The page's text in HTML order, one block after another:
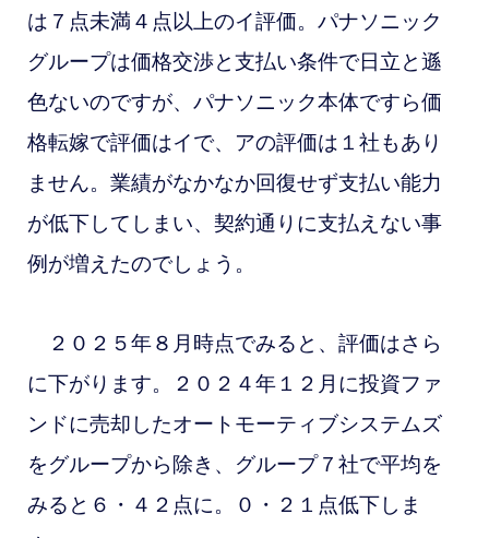
は７点未満４点以上のイ評価。パナソニック
グループは価格交渉と支払い条件で日立と遜
色ないのですが、パナソニック本体ですら価
格転嫁で評価はイで、アの評価は１社もあり
ません。業績がなかなか回復せず支払い能力
が低下してしまい、契約通りに支払えない事
例が増えたのでしょう。
２０２５年８月時点でみると、評価はさら
に下がります。
２０２４年１２月に投資ファ
ンドに売却したオートモーティブシステムズ
をグループから除き、グループ７社で平均を
みると６・４２点に。０・２１点低下しま